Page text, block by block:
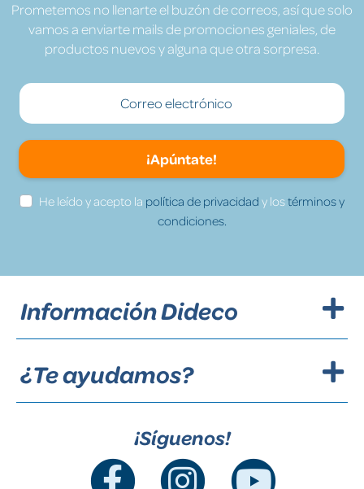
Prometemos no llenarte el buzón de correos, así que solo
vamos a enviarte mails de promociones geniales, de
productos nuevos y alguna que otra sorpresa.
¡Apúntate!
He leído y acepto la política de privacidad y lostérminos y
condiciones.
Información Dideco
¿Te ayudamos?
¡Síguenos!